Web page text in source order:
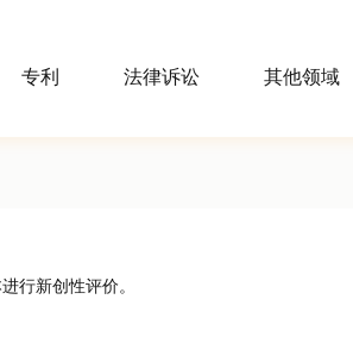
专利 法律诉讼 其他领域
行新创性评价。